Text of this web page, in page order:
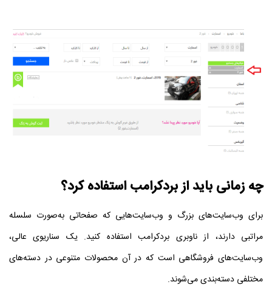
چه زمانی باید از بردکرامب استفاده کرد؟
برای وب‌سایت‌های بزرگ و وب‌سایت‌هایی که صفحاتی به‌صورت سلسله
مراتبی دارند، از ناوبری بردکرامب استفاده کنید. یک سناریوی عالی،
وب‌سایت‌های فروشگاهی است که در آن محصولات متنوعی در دسته‌های
مختلفی دسته‌بندی می‌شوند.